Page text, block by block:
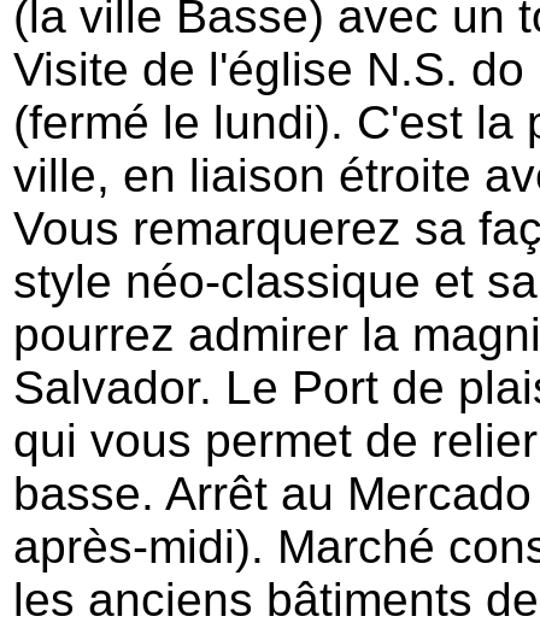
(la ville Basse) avec un
Visite de l'église N.S.
(fermé le lundi). C'est la
ville, en liaison étroite
Vous remarquerez sa
style néo-classique et
pourrez admirer la
Salvador. Le Port de
qui vous permet de
basse. Arrêt au
après-midi). Marché
les anciens bâtiments